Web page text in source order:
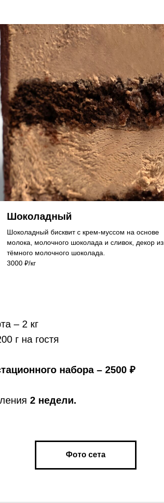
Шоколадный
Шоколадный бисквит с крем-муссом на основе
молока, молочного шоколада и сливок, декор из
тёмного молочного шоколада.
3000 ₽/кг
– 2 кг
г на гостя
набора – 2500 ₽
2 недели.
Фото сета